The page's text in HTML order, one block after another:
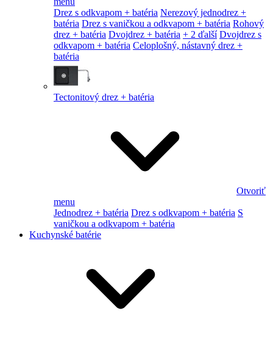
Drez s odkvapom + batéria Nerezový jednodrez +
batéria Drez s vaničkou a odkvapom + batéria Rohový
drez + batéria Dvojdrez + batéria + 2 ďalší Dvojdrez s
odkvapom + batéria Celoplošný, nástavný drez +
batéria
Tectonitový drez + batéria
Otvoriť
menu
Jednodrez + batéria Drez s odkvapom + batéria S
vaničkou a odkvapom + batéria
Kuchynské batérie